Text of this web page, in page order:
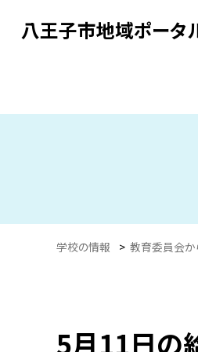
八王子市地域ポータ
学校の情報 > 教育委員会か
5月11日の